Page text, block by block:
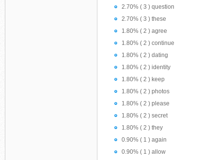
2.70% ( 3 ) question
2.70% ( 3 ) these
1.80% ( 2 ) agree
1.80% ( 2 ) continue
1.80% ( 2 ) dating
1.80% ( 2 ) identity
1.80% ( 2 ) keep
1.80% ( 2 ) photos
1.80% ( 2 ) please
1.80% ( 2 ) secret
1.80% ( 2 ) they
0.90% ( 1 ) again
0.90% ( 1 ) allow